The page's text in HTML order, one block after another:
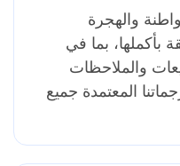
والهجرة
بأكملها، بما في
والملاحظات
المعتمدة جميع